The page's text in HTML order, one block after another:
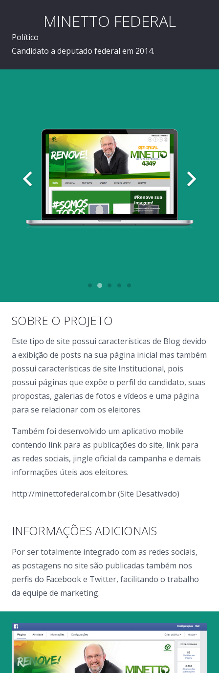
MINETTO FEDERAL
Político
Candidato a deputado federal em 2014.
SOBRE O PROJETO
Este tipo de site possui características de Blog devido
a exibição de posts na sua página inicial mas também
possui características de site Institucional, pois
possui páginas que expõe o perfil do candidato, suas
propostas, galerias de fotos e vídeos e uma página
para se relacionar com os eleitores.
Também foi desenvolvido um aplicativo mobile
contendo link para as publicações do site, link para
as redes sociais, jingle oficial da campanha e demais
informações úteis aos eleitores.
http://minettofederal.com.br (Site Desativado)
INFORMAÇÕES ADICIONAIS
Por ser totalmente integrado com as redes sociais,
as postagens no site são publicadas também nos
perfis do Facebook e Twitter, facilitando o trabalho
da equipe de marketing.